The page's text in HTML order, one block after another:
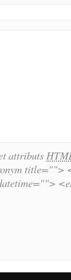
attributs
title="">